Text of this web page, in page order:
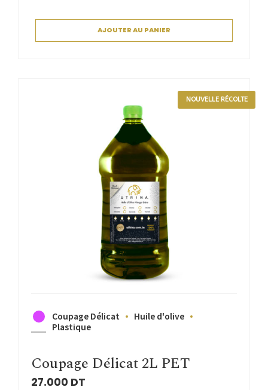
AJOUTER AU PANIER
NOUVELLE RÉCOLTE
Coupage Délicat
Huile d'olive
Plastique
Coupage Délicat 2L PET
27.000 DT